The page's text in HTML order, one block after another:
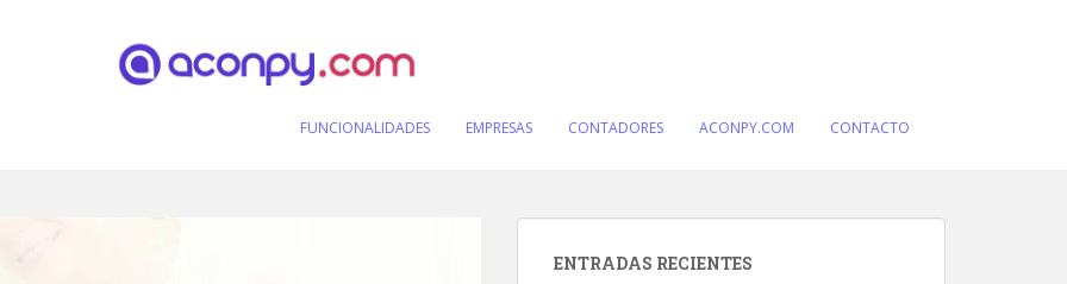
FUNCIONALIDADES EMPRESAS CONTADORES ACONPY.COM CONTACTO
ENTRADAS RECIENTES